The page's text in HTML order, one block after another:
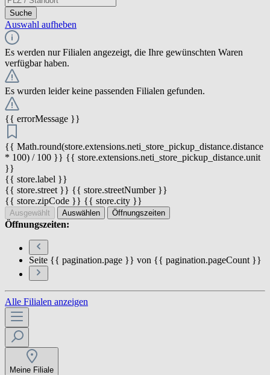
Suche
Auswahl aufheben
Es werden nur Filialen angezeigt, die Ihre gewünschten Waren
verfügbar haben.
Es wurden leider keine passenden Filialen gefunden.
{{ errorMessage }}
{{ Math.round(store.extensions.neti_store_pickup_distance.distance
* 100) / 100 }} {{ store.extensions.neti_store_pickup_distance.unit
}}
{{ store.label }}
{{ store.street }} {{ store.streetNumber }}
{{ store.zipCode }} {{ store.city }}
Ausgewählt Auswählen Öffnungszeiten
Öffnungszeiten:
Seite {{ pagination.page }} von {{ pagination.pageCount }}
Alle Filialen anzeigen
Meine Filiale